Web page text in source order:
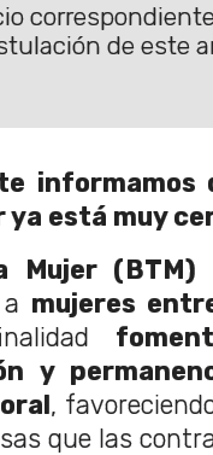
de este
informamos
ya está muy
Mujer (BTM)
mujeres
y
,
que las